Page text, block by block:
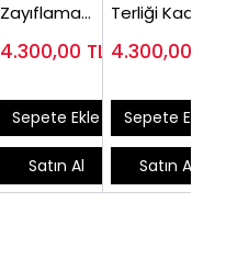
Zayıflama
Bej ZT22J
4.300,00 TL
Sepete Ekle
Satın Al
Terliği Kadın
4.300,00
Sepete Ekle
Satın Al